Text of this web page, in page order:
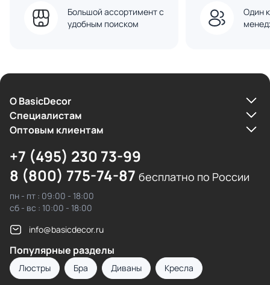
Большой ассортимент с
удобным поиском
Один
О BasicDecor
Cпециалистам
Оптовым клиентам
+7 (495) 230 73-99
8 (800) 775-74-87 бесплатно по России
пн - пт : 09:00 - 18:00
сб - вс : 10:00 - 18:00
info@basicdecor.ru
Популярные разделы
Люстры Бра Диваны Кресла